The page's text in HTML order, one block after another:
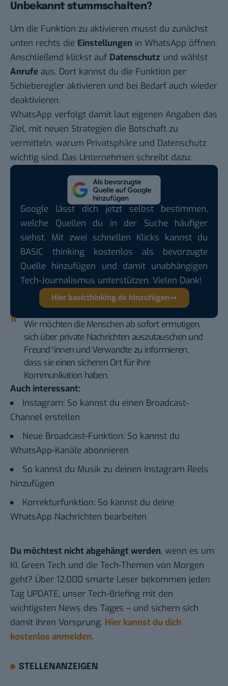
Unbekannt stummschalten?
Um die Funktion zu aktivieren musst du zunächst
unten rechts die Einstellungen in WhatsApp öffnen.
Anschließend klickst auf Datenschutz und wählst
Anrufe aus. Dort kannst du die Funktion per
Schieberegler aktivieren und bei Bedarf auch wieder
deaktivieren.
WhatsApp verfolgt damit laut eigenen Angaben das
Ziel, mit neuen Strategien die Botschaft zu
vermitteln, warum Privatsphäre und Datenschutz
wichtig sind. Das Unternehmen schreibt dazu:
Google lässt dich jetzt selbst bestimmen,
welche Quellen du in der Suche häufiger
siehst. Mit zwei schnellen Klicks kannst du
BASIC thinking kostenlos als bevorzugte
Quelle hinzufügen und damit unabhängigen
Tech-Journalismus unterstützen. Vielen Dank!
Hier basicthinking.de hinzufügen
Wir möchten die Menschen ab sofort ermutigen,
sich über private Nachrichten auszutauschen und
Freund*innen und Verwandte zu informieren,
dass sie einen sicheren Ort für ihre
Kommunikation haben.
Auch interessant:
Instagram: So kannst du einen Broadcast-
Channel erstellen
Neue Broadcast-Funktion: So kannst du
WhatsApp-Kanäle abonnieren
So kannst du Musik zu deinen Instagram Reels
hinzufügen
Korrekturfunktion: So kannst du deine
WhatsApp Nachrichten bearbeiten
Du möchtest nicht abgehängt werden, wenn es um
KI, Green Tech und die Tech-Themen von Morgen
geht? Über 12.000 smarte Leser bekommen jeden
Tag UPDATE, unser Tech-Briefing mit den
wichtigsten News des Tages – und sichern sich
damit ihren Vorsprung. Hier kannst du dich
kostenlos anmelden.
STELLENANZEIGEN